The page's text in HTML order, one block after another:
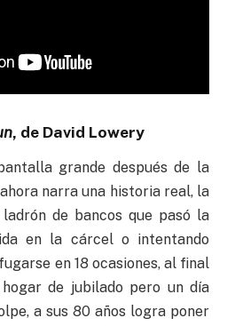
, de David Lowery
grande después de la
narra una historia real, la
de bancos que pasó la
en la cárcel o intentando
en 18 ocasiones, al final
de jubilado pero un día
a sus 80 años logra poner